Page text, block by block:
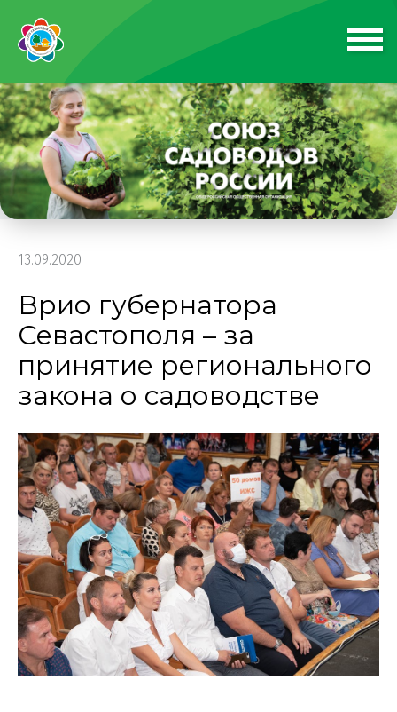
13.09.2020
Врио губернатора
Севастополя – за
принятие регионального
закона о садоводстве